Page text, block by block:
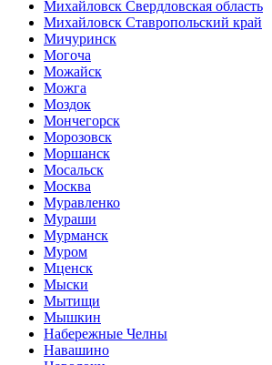
Михайловск Свердловская область
Михайловск Ставропольский край
Мичуринск
Могоча
Можайск
Можга
Моздок
Мончегорск
Морозовск
Моршанск
Мосальск
Москва
Муравленко
Мураши
Мурманск
Муром
Мценск
Мыски
Мытищи
Мышкин
Набережные Челны
Навашино